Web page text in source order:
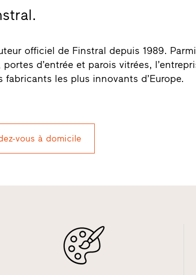
officiel de Finstral depuis 1989. Parmi
d’entrée et parois vitrées,
les plus innovants d’Europe.
vous à domicile